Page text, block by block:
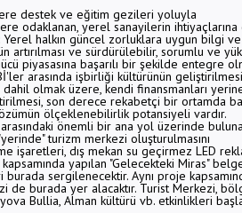
destek ve eğitim gezileri yoluyla
odaklanan, yerel sanayilerin ihtiyaçlarına
halkın güncel zorluklara uygun bilgi ve
ve sürdürülebilir, sorumlu ve
piyasasına başarılı bir şekilde entegre
arasında işbirliği kültürünün
olmak üzere, kendi finansmanları
son derece rekabetçi bir ortamda
ölçeklenebilirlik potansiyeli vardır.
önemli bir ana yol üzerinde
turizm merkezi oluşturulmasını
işaretleri, dış mekan su geçirmez LED
yapılan "Gelecekteki Miras"
sergilenecektir. Aynı proje
burada yer alacaktır. Turist Merkezi,
Bullia, Alman kültürü vb. etkinlikleri